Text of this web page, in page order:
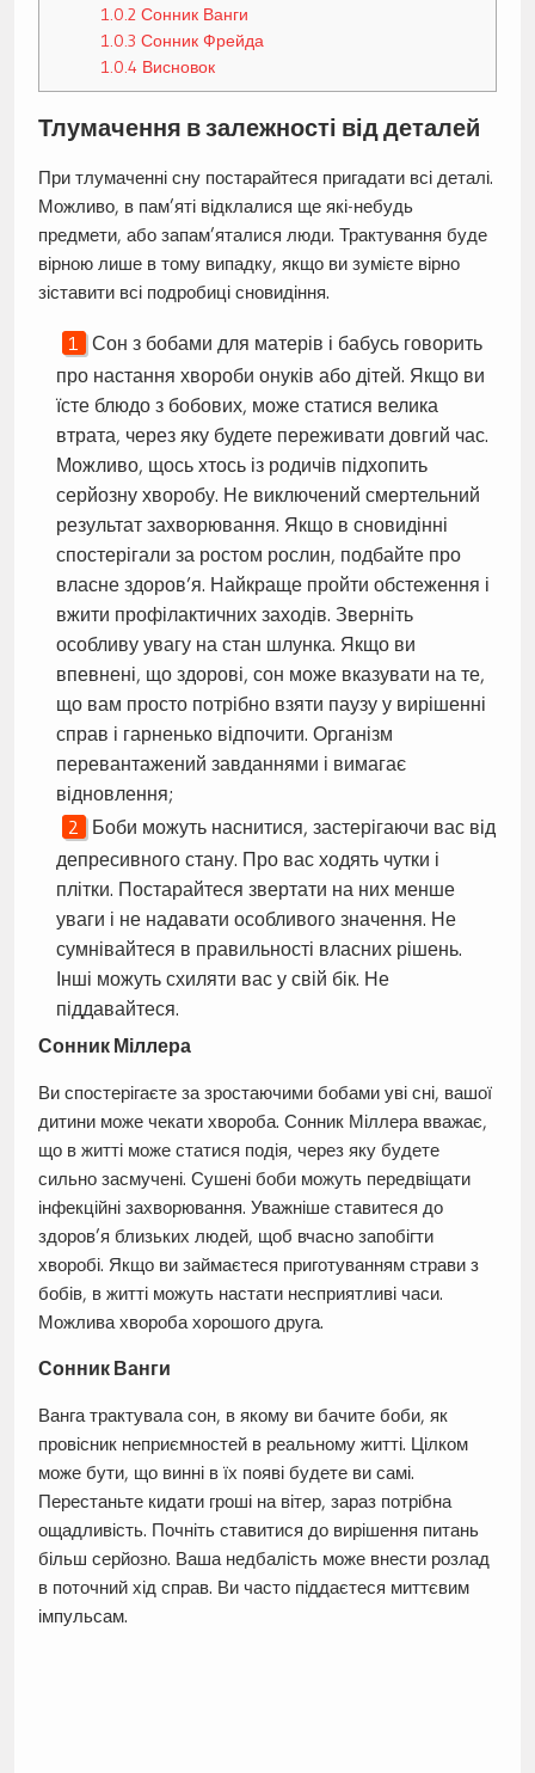
1.0.2 Сонник Ванги
1.0.3 Сонник Фрейда
1.0.4 Висновок
Тлумачення в залежності від деталей
При тлумаченні сну постарайтеся пригадати всі деталі.
Можливо, в пам’яті відклалися ще які-небудь
предмети, або запам’яталися люди. Трактування буде
вірною лише в тому випадку, якщо ви зумієте вірно
зіставити всі подробиці сновидіння.
Сон з бобами для матерів і бабусь говорить
про настання хвороби онуків або дітей. Якщо ви
їсте блюдо з бобових, може статися велика
втрата, через яку будете переживати довгий час.
Можливо, щось хтось із родичів підхопить
серйозну хворобу. Не виключений смертельний
результат захворювання. Якщо в сновидінні
спостерігали за ростом рослин, подбайте про
власне здоров’я. Найкраще пройти обстеження і
вжити профілактичних заходів. Зверніть
особливу увагу на стан шлунка. Якщо ви
впевнені, що здорові, сон може вказувати на те,
що вам просто потрібно взяти паузу у вирішенні
справ і гарненько відпочити. Організм
перевантажений завданнями і вимагає
відновлення;
Боби можуть наснитися, застерігаючи вас від
депресивного стану. Про вас ходять чутки і
плітки. Постарайтеся звертати на них менше
уваги і не надавати особливого значення. Не
сумнівайтеся в правильності власних рішень.
Інші можуть схиляти вас у свій бік. Не
піддавайтеся.
Сонник Міллера
Ви спостерігаєте за зростаючими бобами уві сні, вашої
дитини може чекати хвороба. Сонник Міллера вважає,
що в житті може статися подія, через яку будете
сильно засмучені. Сушені боби можуть передвіщати
інфекційні захворювання. Уважніше ставитеся до
здоров’я близьких людей, щоб вчасно запобігти
хворобі. Якщо ви займаєтеся приготуванням страви з
бобів, в житті можуть настати несприятливі часи.
Можлива хвороба хорошого друга.
Сонник Ванги
Ванга трактувала сон, в якому ви бачите боби, як
провісник неприємностей в реальному житті. Цілком
може бути, що винні в їх появі будете ви самі.
Перестаньте кидати гроші на вітер, зараз потрібна
ощадливість. Почніть ставитися до вирішення питань
більш серйозно. Ваша недбалість може внести розлад
в поточний хід справ. Ви часто піддаєтеся миттєвим
імпульсам.